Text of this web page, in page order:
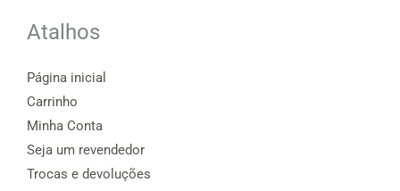
Atalhos
Página inicial
Carrinho
Minha Conta
Seja um revendedor
Trocas e devoluções